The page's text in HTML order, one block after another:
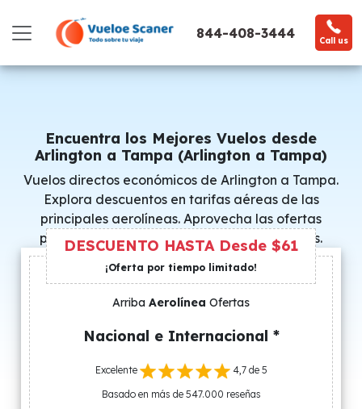
844-408-3444 Call us
Encuentra los Mejores Vuelos desde
Arlington a Tampa (Arlington a Tampa)
Vuelos directos económicos de Arlington a Tampa.
Explora descuentos en tarifas aéreas de las
principales aerolíneas. Aprovecha las ofertas
promocionales y consigue precios especiales.
DESCUENTO HASTA Desde $61
¡Oferta por tiempo limitado!
Arriba Aerolínea Ofertas
Nacional e Internacional *
Excelente
4,7 de 5
Basado en más de 547.000 reseñas